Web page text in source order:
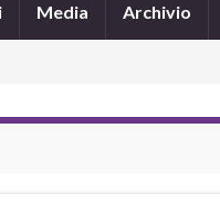
Media Archivio